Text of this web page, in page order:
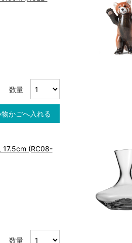
数量
物かごへ入れる
17.5cm (RC08-
数量